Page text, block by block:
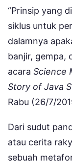
“Prinsip yang
siklus untuk
dalamnya
banjir, gempa,
acara Science
Story of Java
Rabu (26/7/
Dari sudut
atau cerita
sebuah